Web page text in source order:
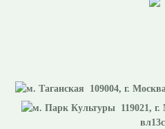
109004, г.
119021, г.